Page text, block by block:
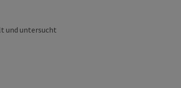
und untersucht